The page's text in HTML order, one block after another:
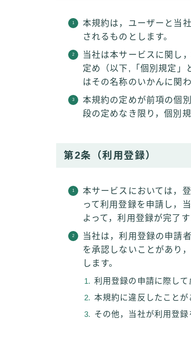
本規約は，ユーザーと当
されるものとします。
当社は本サービスに関し
定め（以下,「個別規定」
はその名称のいかんに関
本規約の定めが前項の個
段の定めなき限り，個別
第2条（利用登録）
本サービスにおいては，
って利用登録を申請し，
よって，利用登録が完了
当社は，利用登録の申請
を承認しないことがあり
します。
利用登録の申請に際し
本規約に違反したこと
その他，当社が利用登